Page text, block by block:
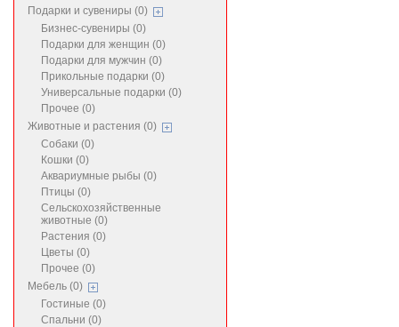
Подарки и сувениры (0)
Бизнес-сувениры (0)
Подарки для женщин (0)
Подарки для мужчин (0)
Прикольные подарки (0)
Универсальные подарки (0)
Прочее (0)
Животные и растения (0)
Собаки (0)
Кошки (0)
Аквариумные рыбы (0)
Птицы (0)
Сельскохозяйственные
животные (0)
Растения (0)
Цветы (0)
Прочее (0)
Мебель (0)
Гостиные (0)
Спальни (0)